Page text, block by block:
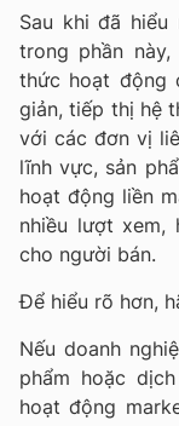
Sau khi đã
trong phần
thức hoạt động
giản, tiếp thị hệ
với các đơn vị
lĩnh vực, sản
hoạt động liền
nhiều lượt xem,
cho người bán.
Để hiểu rõ hơn,
Nếu doanh
phẩm hoặc
hoạt động